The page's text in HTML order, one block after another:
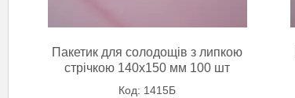
Пакетик для солодощів з липкою
стрічкою 140х150 мм 100 шт
1415Б